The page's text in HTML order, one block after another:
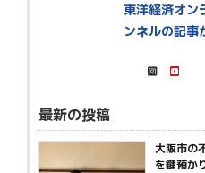
東洋経済オン
ンネルの記事
最新の投稿
大阪市の
を鍵預か